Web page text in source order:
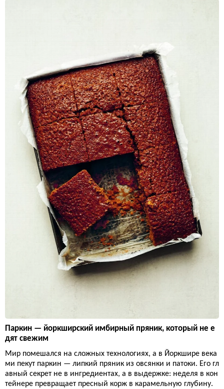
Паркин — йоркширский имбирный пряник, который не е
дят свежим
Мир помешался на сложных технологиях, а в Йоркшире века
ми пекут паркин — липкий пряник из овсянки и патоки. Его гл
авный секрет не в ингредиентах, а в выдержке: неделя в кон
тейнере превращает пресный корж в карамельную глубину.